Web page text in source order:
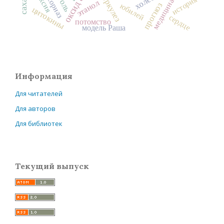
этанол
цитокины прогноз
потомство юбилей медицинаистория
сердце
модель Раша
Информация
Для читателей
Для авторов
Для библиотек
Текущий выпуск